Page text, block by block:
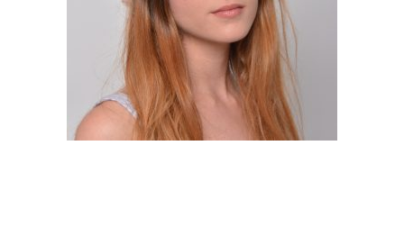
FLORES PRESERVADAS
74,38